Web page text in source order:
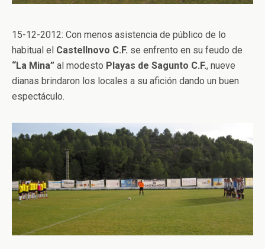
15-12-2012: Con menos asistencia de público de lo
habitual el Castellnovo C.F. se enfrento en su feudo de
“La Mina” al modesto Playas de Sagunto C.F., nueve
dianas brindaron los locales a su afición dando un buen
espectáculo.